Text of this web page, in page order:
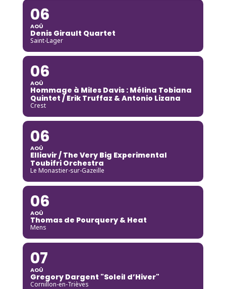
06
AOÛ
Denis Girault Quartet
Saint-Lager
06
AOÛ
Hommage à Miles Davis : Mélina Tobiana
Quintet / Erik Truffaz & Antonio Lizana
Crest
06
AOÛ
Elliavir / The Very Big Experimental
Toubifri Orchestra
Le Monastier-sur-Gazeille
06
AOÛ
Thomas de Pourquery & Heat
Mens
07
AOÛ
Gregory Dargent "Soleil d’Hiver"
Cornillon-en-Trièves